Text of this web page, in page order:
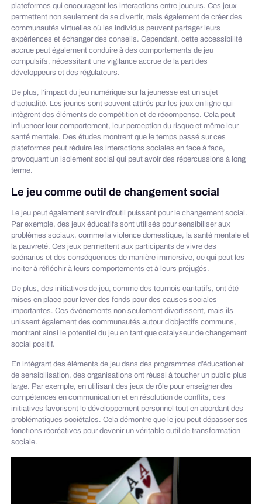
plateformes qui encouragent les interactions entre joueurs. Ces jeux
permettent non seulement de se divertir, mais également de créer des
communautés virtuelles où les individus peuvent partager leurs
expériences et échanger des conseils. Cependant, cette accessibilité
accrue peut également conduire à des comportements de jeu
compulsifs, nécessitant une vigilance accrue de la part des
développeurs et des régulateurs.
De plus, l’impact du jeu numérique sur la jeunesse est un sujet
d’actualité. Les jeunes sont souvent attirés par les jeux en ligne qui
intègrent des éléments de compétition et de récompense. Cela peut
influencer leur comportement, leur perception du risque et même leur
santé mentale. Des études montrent que le temps passé sur ces
plateformes peut réduire les interactions sociales en face à face,
provoquant un isolement social qui peut avoir des répercussions à long
terme.
Le jeu comme outil de changement social
Le jeu peut également servir d’outil puissant pour le changement social.
Par exemple, des jeux éducatifs sont utilisés pour sensibiliser aux
problèmes sociaux, comme la violence domestique, la santé mentale et
la pauvreté. Ces jeux permettent aux participants de vivre des
scénarios et des conséquences de manière immersive, ce qui peut les
inciter à réfléchir à leurs comportements et à leurs préjugés.
De plus, des initiatives de jeu, comme des tournois caritatifs, ont été
mises en place pour lever des fonds pour des causes sociales
importantes. Ces événements non seulement divertissent, mais ils
unissent également des communautés autour d’objectifs communs,
montrant ainsi le potentiel du jeu en tant que catalyseur de changement
social positif.
En intégrant des éléments de jeu dans des programmes d’éducation et
de sensibilisation, des organisations ont réussi à toucher un public plus
large. Par exemple, en utilisant des jeux de rôle pour enseigner des
compétences en communication et en résolution de conflits, ces
initiatives favorisent le développement personnel tout en abordant des
problématiques sociétales. Cela démontre que le jeu peut dépasser ses
fonctions récréatives pour devenir un véritable outil de transformation
sociale.